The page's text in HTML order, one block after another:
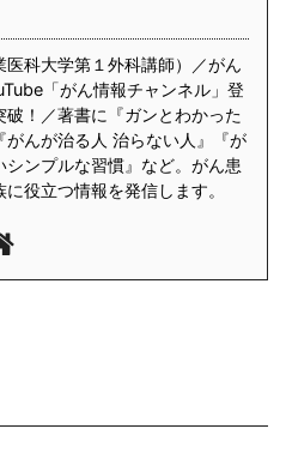
医科大学第１外科講師）／がん
「がん情報チャンネル」登
破！／著書に『ガンとわかった
がんが治る人 治らない人』『が
シンプルな習慣』など。がん患
役立つ情報を発信します。